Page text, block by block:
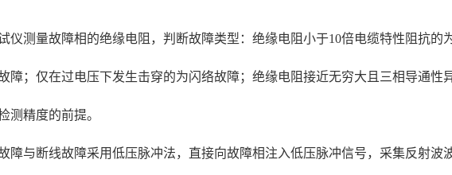
仪测量故障相的绝缘电阻，判断故障类型：绝缘电阻小于10倍电缆特性阻抗的
障；仅在过电压下发生击穿的为闪络故障；绝缘电阻接近无穷大且三相导通性
测精度的前提。
与断线故障采用低压脉冲法，直接向故障相注入低压脉冲信号，采集反射波